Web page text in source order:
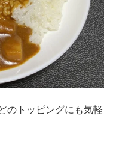
のトッピングにも気軽